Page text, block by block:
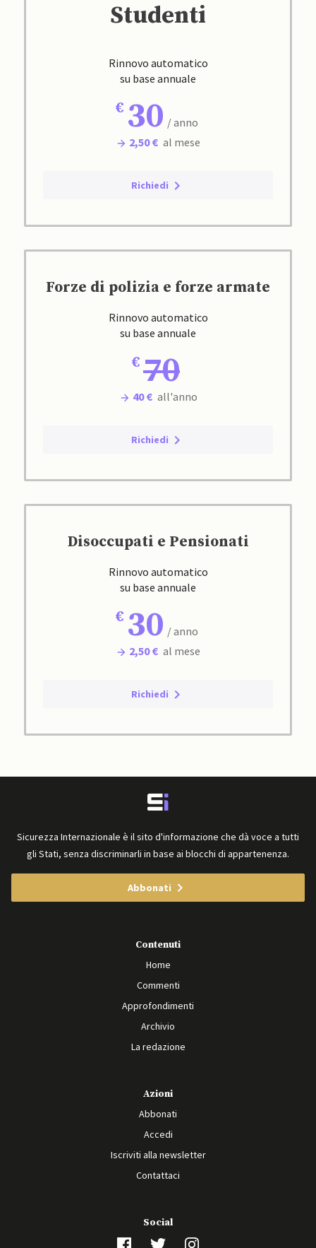
Studenti
Rinnovo automatico
su base annuale
30 / anno
2,50 € al mese
Richiedi
Forze di polizia e forze armate
Rinnovo automatico
su base annuale
70
40 € all'anno
Richiedi
Disoccupati e Pensionati
Rinnovo automatico
su base annuale
30 / anno
2,50 € al mese
Richiedi
Sicurezza Internazionale è il sito d'informazione che dà voce a tutti
gli Stati, senza discriminarli in base ai blocchi di appartenenza.
Abbonati
Contenuti
Home
Commenti
Approfondimenti
Archivio
La redazione
Azioni
Abbonati
Accedi
Iscriviti alla newsletter
Contattaci
Social